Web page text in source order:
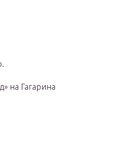
на Гагарина